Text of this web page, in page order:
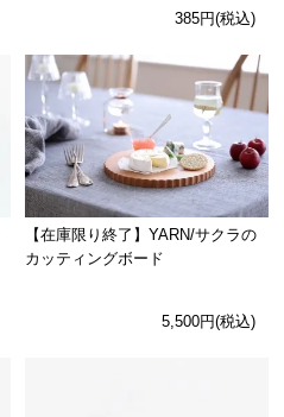
385円(税込)
【在庫限り終了】YARN/サクラの
カッティングボード
5,500円(税込)